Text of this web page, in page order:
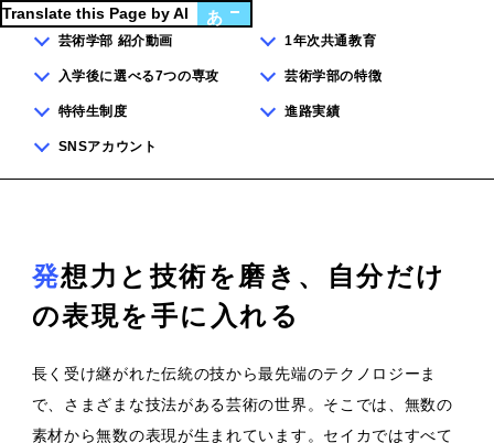
Translate this Page by AI あ
芸術学部 紹介動画 1年次共通教育
入学後に選べる7つの専攻 芸術学部の特徴
特待生制度 進路実績
SNSアカウント
発想力と技術を磨き、自分だけ
の表現を手に入れる
長く受け継がれた伝統の技から最先端のテクノロジーま
で、さまざまな技法がある芸術の世界。そこでは、無数の
素材から無数の表現が生まれています。セイカではすべて